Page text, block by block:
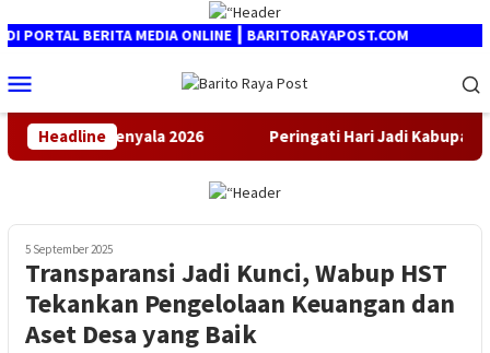
ke
BERITA MEDIA ONLINE ┃ BARITORAYAPOST.COM
Mobile
Headline
HST Menyala 2026 Peringati Hari Jadi Kabupaten
5 September 2025
Transparansi Jadi Kunci, Wabup HST
Tekankan Pengelolaan Keuangan dan
Aset Desa yang Baik